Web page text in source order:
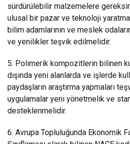
sürdürülebilir malzemelere
ulusal bir pazar ve teknoloji
bilim adamlarının ve meslek
ve yenilikler teşvik edilmelidir.
5. Polimerik kompozitlerin bilinen
dışında yeni alanlarda ve işlerde
paydaşların araştırma yapmaları
uygulamalar yeni yönetmelik ve
desteklenmelidir.
6. Avrupa Topluluğunda Ekonomik